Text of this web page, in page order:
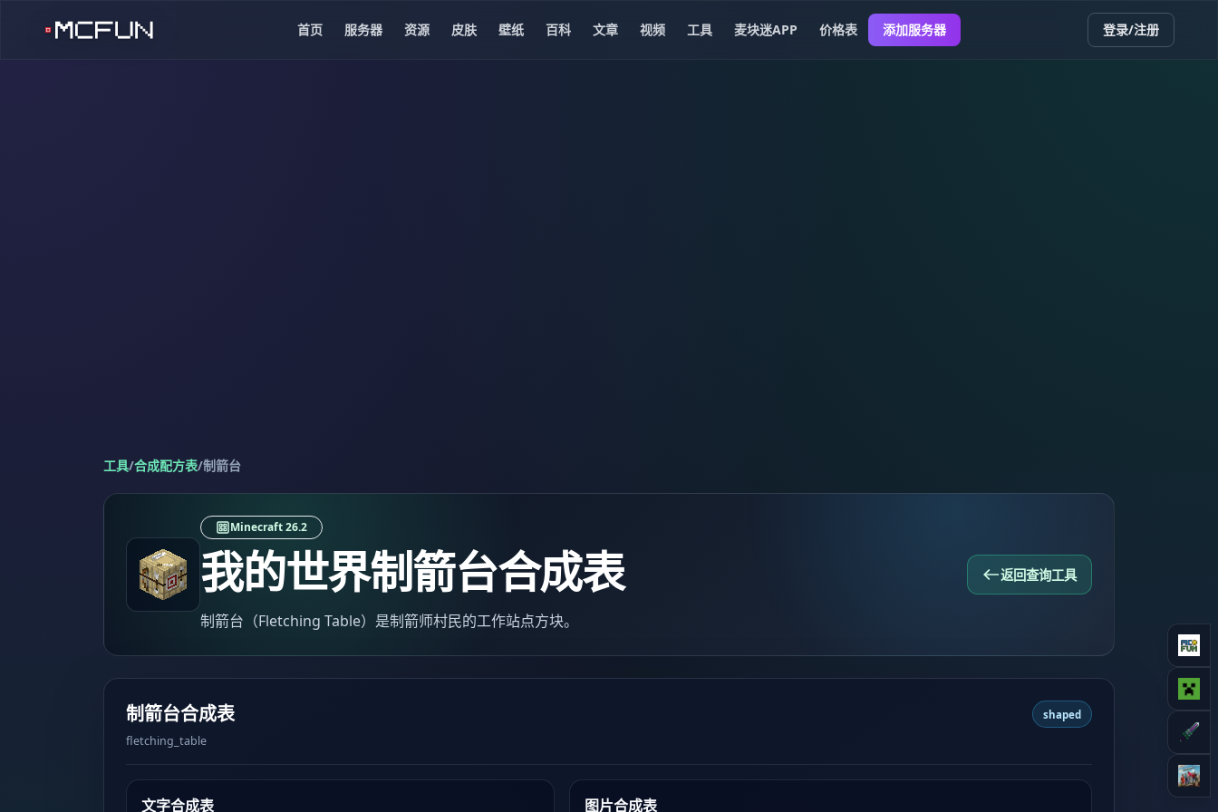
首页 服务器 资源 皮肤 壁纸 百科 文章 视频 工具 麦块迷APP 价格表 添加服务器 登录/注册
工具/合成配方表/制箭台
Minecraft 26.2
我的世界制箭台合成表
制箭台（Fletching Table）是制箭师村民的工作站点方块。
返回查询工具
制箭台合成表
fletching_table
shaped
文字合成表 图片合成表